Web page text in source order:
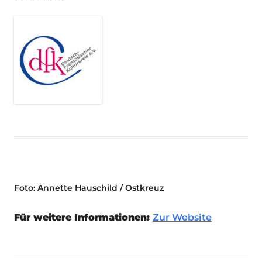
Foto: Annette Hauschild / Ostkreuz
Für weitere Informationen: Zur Website